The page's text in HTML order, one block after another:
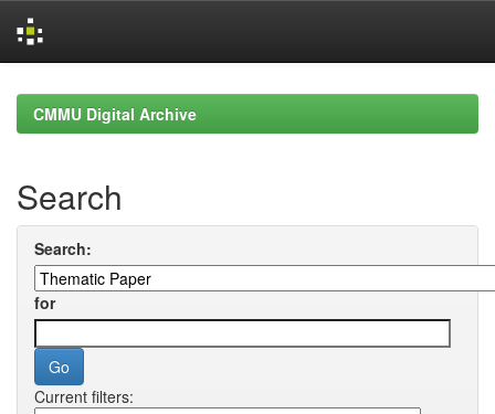
navigationCMMU Digital Archive
Search
Search:
for
Current filters: